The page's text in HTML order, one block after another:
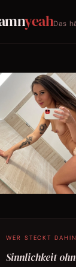
yeahDas
WER STECKT
Sinnlichkeit